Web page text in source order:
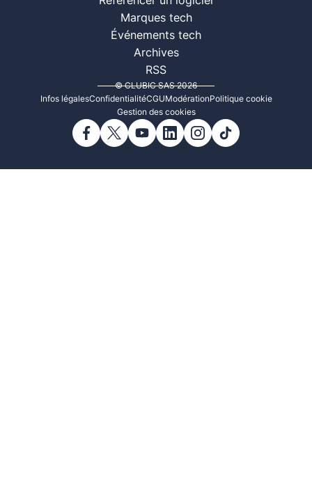
Marques tech
Événements tech
Archives
RSS
© CLUBIC SAS 2026
Infos légalesConfidentialitéCGUModérationPolitique cookie
Gestion des cookies